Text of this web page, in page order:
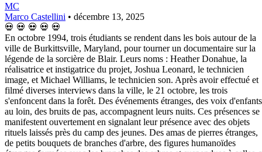
MC
Marco Castellini • décembre 13, 2025
💀 💀 💀 💀 💀
En octobre 1994, trois étudiants se rendent dans les bois autour de la
ville de Burkittsville, Maryland, pour tourner un documentaire sur la
légende de la sorcière de Blair. Leurs noms : Heather Donahue, la
réalisatrice et instigatrice du projet, Joshua Leonard, le technicien
image, et Michael Williams, le technicien son. Après avoir effectué et
filmé diverses interviews dans la ville, le 21 octobre, les trois
s'enfoncent dans la forêt. Des événements étranges, des voix d'enfants
au loin, des bruits de pas, accompagnent leurs nuits. Ces présences se
manifestent ouvertement en signalant leur présence avec des objets
rituels laissés près du camp des jeunes. Des amas de pierres étranges,
de petits bouquets de branches d'arbre, des figures humanoïdes